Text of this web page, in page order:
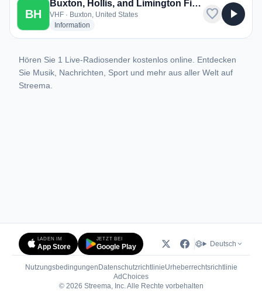
BH
Buxton, Hollis, and Limington Fire and Police
VHF · Buxton, United States
Information
favorite play_arrow
Hören Sie 1 Live-Radiosender kostenlos online. Entdecken
Sie Musik, Nachrichten, Sport und mehr aus aller Welt auf
Streema.
LADEN IM
App Store
JETZT BEI
Google Play Deutsch
Nutzungsbedingungen DatenschutzrichtlinieUrheberrechtsrichtlinie
AdChoices(öffnet in neuem Tab)
© 2026 Streema, Inc. Alle Rechte vorbehalten